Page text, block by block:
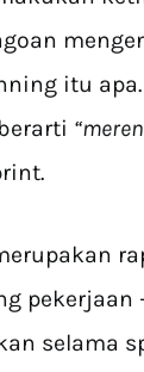
itu apa.
pekerjaan
selama